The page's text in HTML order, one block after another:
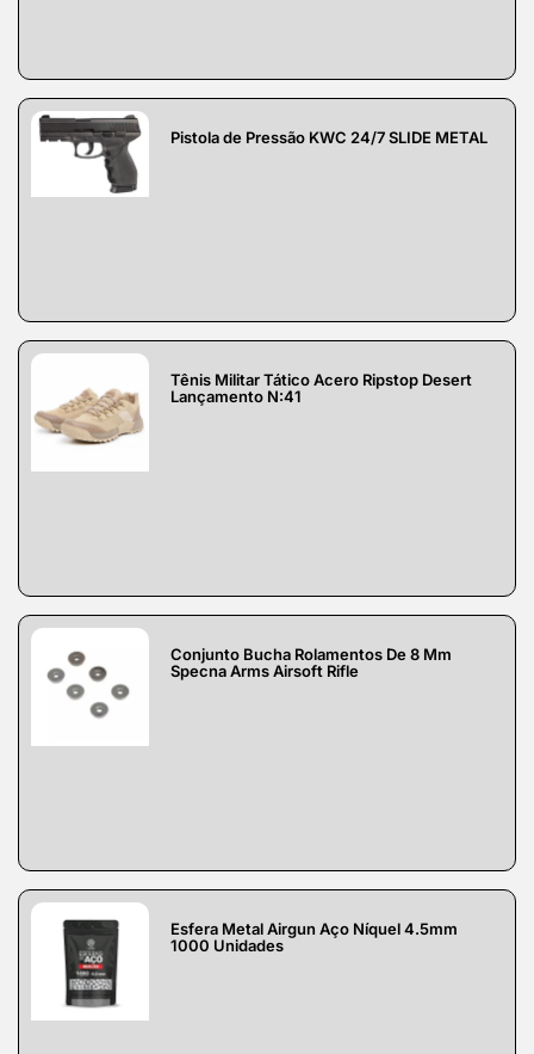
Pistola de Pressão KWC 24/7 SLIDE METAL
Tênis Militar Tático Acero Ripstop Desert
Lançamento N:41
Conjunto Bucha Rolamentos De 8 Mm
Specna Arms Airsoft Rifle
Esfera Metal Airgun Aço Níquel 4.5mm
1000 Unidades